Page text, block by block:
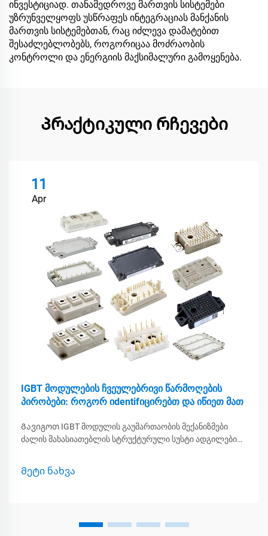
ინვესტიციად. თანამედროვე მართვის სისტემები
უზრუნველყოფს უსწრაფეს ინტეგრაციას მანქანის
მართვის სისტემებთან, რაც იძლევა დამატებით
შესაძლებლობებს, როგორიცაა მოძრაობის
კონტროლი და ენერგიის მაქსიმალური გამოყენება.
Პრაქტიკული რჩევები
11
Apr
IGBT მოდულების ჩვეულებრივი წარმოღების
პირობები: როგორ იdentifიცირებთ და იწიეთ მათ
Გავიგოთ IGBT მოდულის გაუმართაობის მექანიზმები
ძალის მახასიათებლის სტრუქტურული სუსტი ადგილები
რომელიც ხშირად იწვევს გაუმართაობას...
Მეტი ნახვა